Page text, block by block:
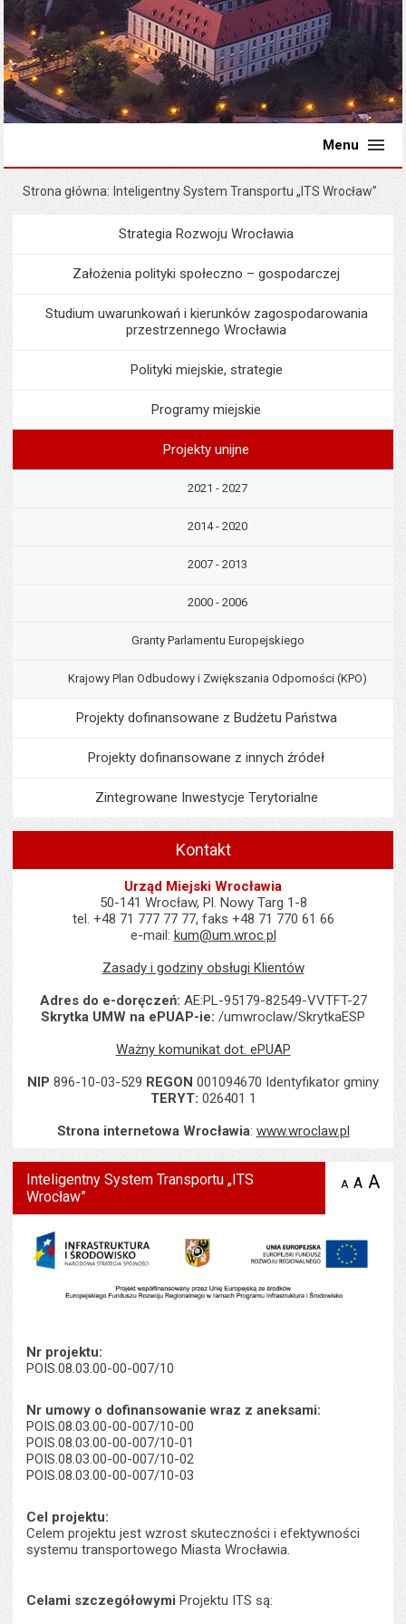
Menu
Strona główna Inteligentny System Transportu „ITS Wrocław”
MenuProgramy i projekty
Strategia Rozwoju Wrocławia
Założenia polityki społeczno – gospodarczej
Studium uwarunkowań i kierunków zagospodarowania
przestrzennego Wrocławia
Polityki miejskie, strategie
Programy miejskie
Projekty unijne
2021 - 2027
2014 - 2020
2007 - 2013
2000 - 2006
Granty Parlamentu Europejskiego
Krajowy Plan Odbudowy i Zwiększania Odporności (KPO)
Projekty dofinansowane z Budżetu Państwa
Projekty dofinansowane z innych źródeł
Zintegrowane Inwestycje Terytorialne
Kontakt
Urząd Miejski Wrocławia
50-141 Wrocław, Pl. Nowy Targ 1-8
tel. +48 71 777 77 77, faks +48 71 770 61 66
e-mail: kum@um.wroc.pl
Zasady i godziny obsługi Klientów
Adres do e-doręczeń: AE:PL-95179-82549-VVTFT-27
Skrytka UMW na ePUAP-ie: /umwroclaw/SkrytkaESP
Ważny komunikat dot. ePUAP
NIP 896-10-03-529 REGON 001094670 Identyfikator gminy
TERYT: 026401 1
Strona internetowa Wrocławia: www.wroclaw.pl
Inteligentny System Transportu „ITS
Wrocław”
A zmniejsz
A A
Nr projektu:
POIS.08.03.00-00-007/10
Nr umowy o dofinansowanie wraz z aneksami:
POIS.08.03.00-00-007/10-00
POIS.08.03.00-00-007/10-01
POIS.08.03.00-00-007/10-02
POIS.08.03.00-00-007/10-03
Cel projektu:
Celem projektu jest wzrost skuteczności i efektywności
systemu transportowego Miasta Wrocławia.
Celami szczegółowymi Projektu ITS są: